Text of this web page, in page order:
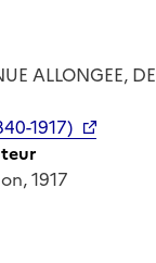
ALLONGEE,
1917)
1917